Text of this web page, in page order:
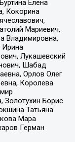
Елена
Кокорина
Мариевич,
Владимировна,
Ирина
Лукашевский
Шабад
Орлов Олег
Королева
Золотухин Борис
Татьяна
Мара
Герман